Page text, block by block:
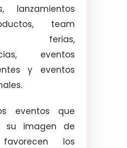
lanzamientos
team
ferias,
eventos
y eventos
eventos que
su imagen de
los